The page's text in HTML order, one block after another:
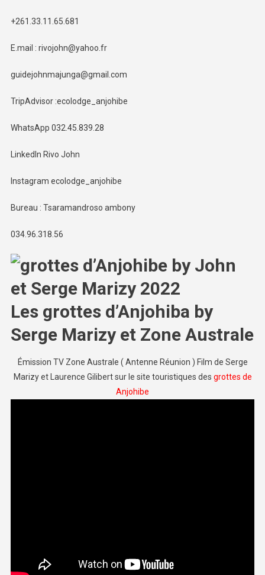
+261.33.11.65.681
E.mail : rivojohn@yahoo.fr
guidejohnmajunga@gmail.com
TripAdvisor :ecolodge_anjohibe
WhatsApp 032.45.839.28
LinkedIn Rivo John
Instagram ecolodge_anjohibe
Bureau : Tsaramandroso ambony
034.96.318.56
Les grottes d’Anjohiba by
Serge Marizy et Zone Australe
Émission TV Zone Australe ( Antenne Réunion ) Film de Serge
Marizy et Laurence Gilibert sur le site touristiques des grottes de
Anjohibe